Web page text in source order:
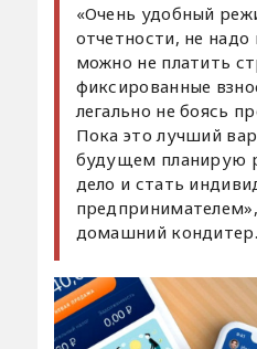
«Очень удобный
отчетности, не
можно не платить
фиксированные
легально не боясь
Пока это лучший
будущем планирую
дело и стать
домашний кондитер.